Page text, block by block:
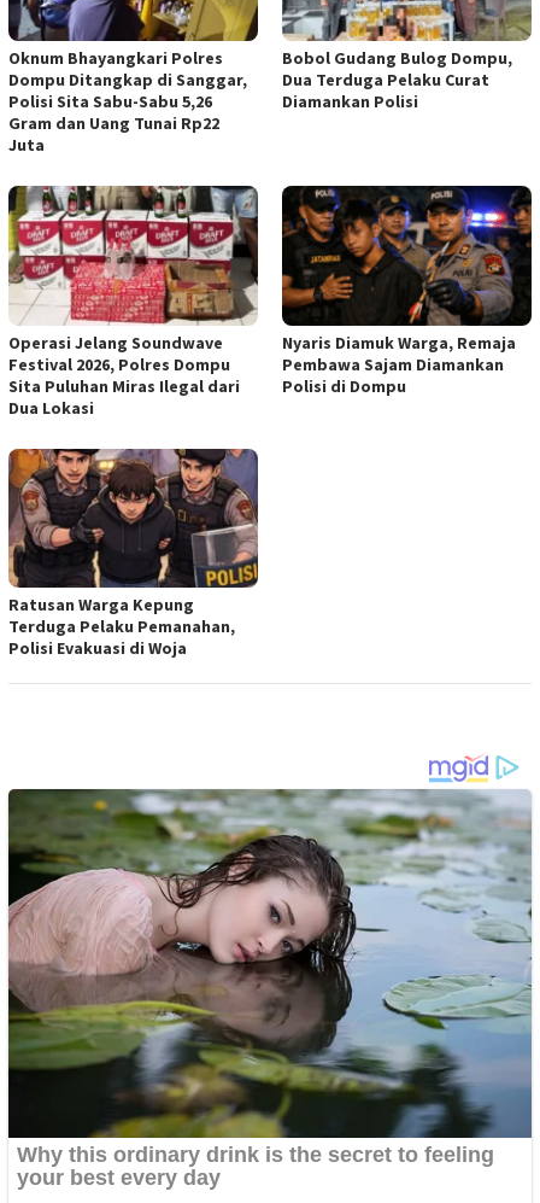
Oknum Bhayangkari Polres
Dompu Ditangkap di Sanggar,
Polisi Sita Sabu-Sabu 5,26
Gram dan Uang Tunai Rp22
Juta
Bobol Gudang Bulog Dompu,
Dua Terduga Pelaku Curat
Diamankan Polisi
Operasi Jelang Soundwave
Festival 2026, Polres Dompu
Sita Puluhan Miras Ilegal dari
Dua Lokasi
Nyaris Diamuk Warga, Remaja
Pembawa Sajam Diamankan
Polisi di Dompu
Ratusan Warga Kepung
Terduga Pelaku Pemanahan,
Polisi Evakuasi di Woja